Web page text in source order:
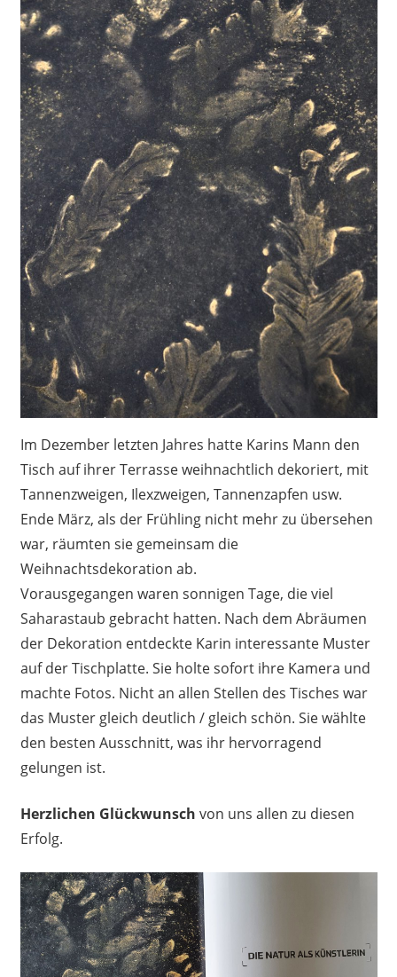
Im Dezember letzten Jahres hatte Karins Mann den
Tisch auf ihrer Terrasse weihnachtlich dekoriert, mit
Tannenzweigen, Ilexzweigen, Tannenzapfen usw.
Ende März, als der Frühling nicht mehr zu übersehen
war, räumten sie gemeinsam die
Weihnachtsdekoration ab.
Vorausgegangen waren sonnigen Tage, die viel
Saharastaub gebracht hatten. Nach dem Abräumen
der Dekoration entdeckte Karin interessante Muster
auf der Tischplatte. Sie holte sofort ihre Kamera und
machte Fotos. Nicht an allen Stellen des Tisches war
das Muster gleich deutlich / gleich schön. Sie wählte
den besten Ausschnitt, was ihr hervorragend
gelungen ist.
Herzlichen Glückwunsch von uns allen zu diesen
Erfolg.